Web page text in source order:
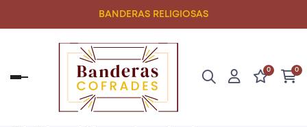
BANDERAS RELIGIOSAS
Navegación
palanca
0 0